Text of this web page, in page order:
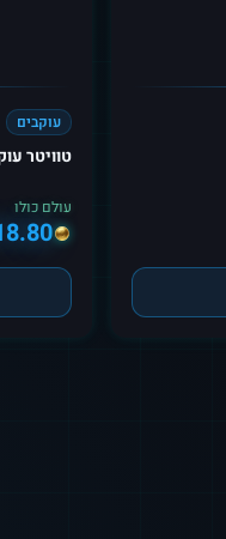
עוקבים
טוויטר
עולם כולו